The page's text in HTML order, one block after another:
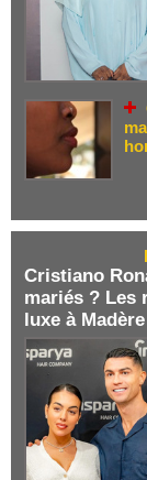
Cristiano
mariés ? Les
luxe à Madère